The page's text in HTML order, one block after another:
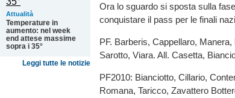
Attualità
Temperature in
aumento: nel week
end attese massime
sopra i 35°
Leggi tutte le notizie
Ora lo sguardo si sposta sulla
conquistare il pass per le finali
PF. Barberis, Cappellaro,
Sarotto, Viara. All. Casetta,
PF2010: Bianciotto, Cillario,
Romana, Taricco, Zavattero